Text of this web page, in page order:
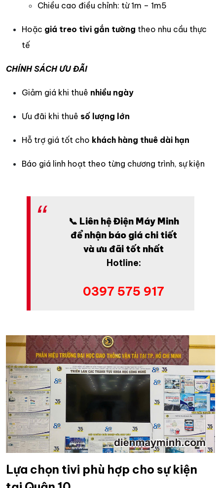
Chiều cao điều chỉnh: từ 1m – 1m5
Hoặc giá treo tivi gắn tường theo nhu cầu thực
tế
CHÍNH SÁCH ƯU ĐÃI
Giảm giá khi thuê nhiều ngày
Ưu đãi khi thuê số lượng lớn
Hỗ trợ giá tốt cho khách hàng thuê dài hạn
Báo giá linh hoạt theo từng chương trình, sự kiện
📞 Liên hệ Điện Máy Minh
để nhận báo giá chi tiết
và ưu đãi tốt nhất
Hotline:
0397 575 917
Lựa chọn tivi phù hợp cho sự kiện